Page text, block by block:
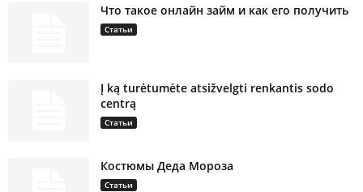
Что такое онлайн займ и как его получить
Статьи
Į ką turėtumėte atsižvelgti renkantis sodo
centrą
Статьи
Костюмы Деда Мороза
Статьи